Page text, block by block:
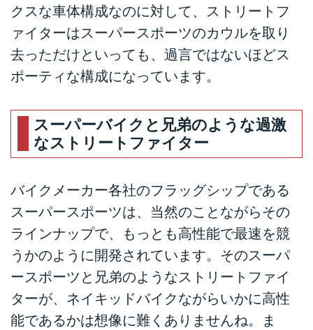
クスな車体構成なのに対して、ストリートフ
ァイターはスーパースポーツのカウルを取り
去っただけといっても、過言ではないほどス
ポーティな構成になっています。
スーパーバイクと兄弟のような過激
なストリートファイター
バイクメーカー各社のフラッグシップである
スーパースポーツは、当然のことながらその
ラインナップで、もっとも高性能で最速を競
うかのように開発されています。そのスーパ
ースポーツと兄弟のようなストリートファイ
ターが、ネイキッドバイクながらいかに高性
能であるかは想像に難くありませんね。ま